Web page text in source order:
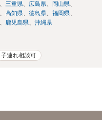
三重県 広島県
岡山県
高知県 徳島県
福岡県
鹿児島県 沖縄県
子連れ相談可